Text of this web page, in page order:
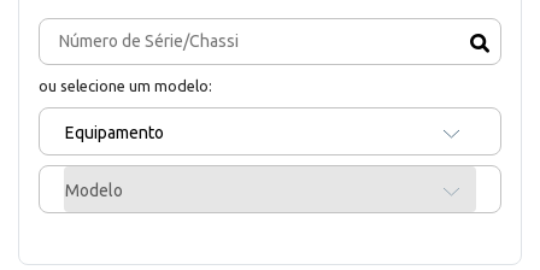
ou selecione um modelo:
Equipamento
Modelo